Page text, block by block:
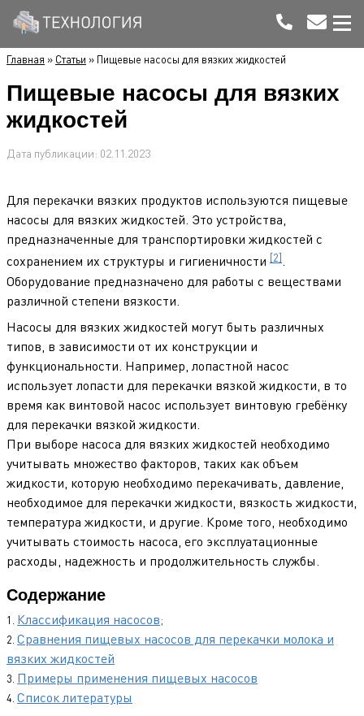
Главная » Статьи » Пищевые насосы для вязких жидкостей
Пищевые насосы для вязких
жидкостей
Дата публикации: 02.11.2023
Для перекачки вязких продуктов используются пищевые
насосы для вязких жидкостей. Это устройства,
предназначенные для транспортировки жидкостей с
сохранением их структуры и гигиеничности
[2] .
Оборудование предназначено для работы с веществами
различной степени вязкости.
Насосы для вязких жидкостей могут быть различных
типов, в зависимости от их конструкции и
функциональности. Например, лопастной насос
использует лопасти для перекачки вязкой жидкости, в то
время как винтовой насос использует винтовую гребёнку
для перекачки вязкой жидкости.
При выборе насоса для вязких жидкостей необходимо
учитывать множество факторов, таких как объем
жидкости, которую необходимо перекачивать, давление,
необходимое для перекачки жидкости, вязкость жидкости,
температура жидкости, и другие. Кроме того, необходимо
учитывать стоимость насоса, его эксплуатационные
расходы, надежность и продолжительность службы.
Содержание
Классификация насосов;
Сравнения пищевых насосов для перекачки молока и
вязких жидкостей
Примеры применения пищевых насосов
Список литературы